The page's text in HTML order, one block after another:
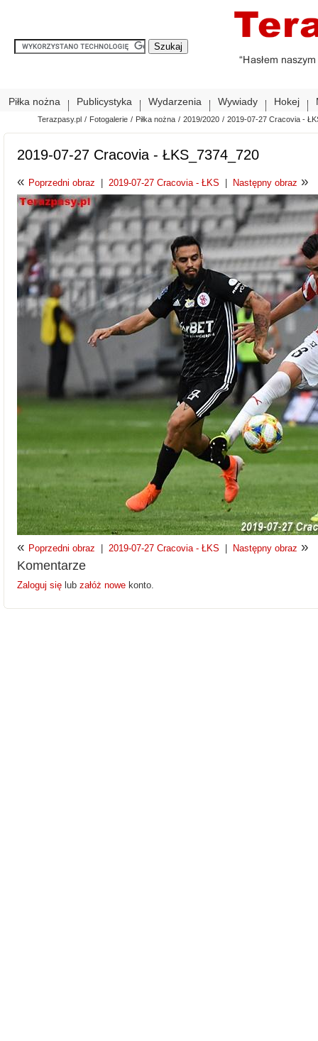
Piłka nożna Publicystyka Wydarzenia Wywiady Hokej
Terazpasy.pl / Fotogalerie / Piłka nożna / 2019/2020 / 2019-07-27 Cracovia -
2019-07-27 Cracovia - ŁKS_7374_720
« Poprzedni obraz 2019-07-27 Cracovia - ŁKS Następny obraz »
« Poprzedni obraz 2019-07-27 Cracovia - ŁKS Następny obraz »
Komentarze
Zaloguj się lub załóż nowe konto.